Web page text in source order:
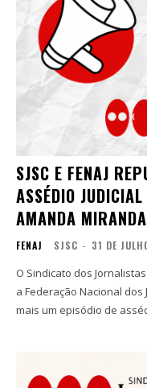
SJSC E FENAJ
ASSÉDIO
AMANDA MIRANDA
FENAJ SJSC - 31 DE
O Sindicato dos
a Federação Nacional dos
mais um episódio de